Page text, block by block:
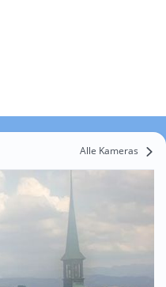
Alle Kameras